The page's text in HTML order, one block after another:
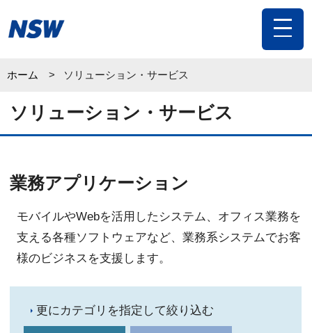
toggle
ホーム ソリューション・サービス
ソリューション・サービス
業務アプリケーション
モバイルやWebを活用したシステム、オフィス業務を
支える各種ソフトウェアなど、業務系システムでお客
様のビジネスを支援します。
更にカテゴリを指定して絞り込む